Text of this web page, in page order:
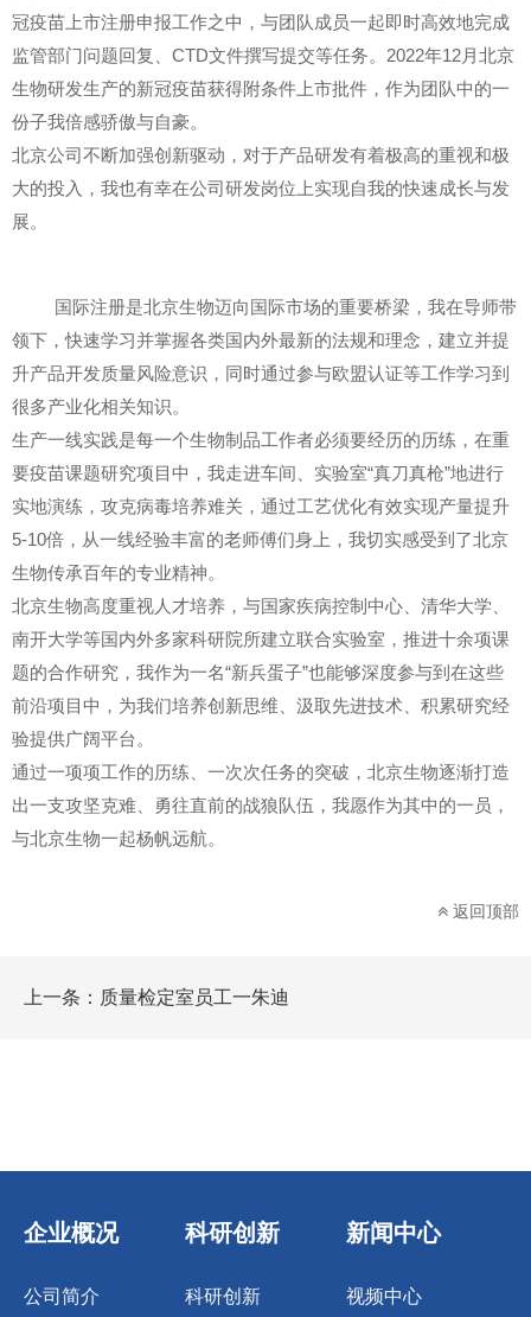
冠疫苗上市注册申报工作之中，与团队成员一起即时高效地完成
监管部门问题回复、CTD文件撰写提交等任务。2022年12月北京
生物研发生产的新冠疫苗获得附条件上市批件，作为团队中的一
份子我倍感骄傲与自豪。
北京公司不断加强创新驱动，对于产品研发有着极高的重视和极
大的投入，我也有幸在公司研发岗位上实现自我的快速成长与发
展。
国际注册是北京生物迈向国际市场的重要桥梁，我在导师带
领下，快速学习并掌握各类国内外最新的法规和理念，建立并提
升产品开发质量风险意识，同时通过参与欧盟认证等工作学习到
很多产业化相关知识。
生产一线实践是每一个生物制品工作者必须要经历的历练，在重
要疫苗课题研究项目中，我走进车间、实验室“真刀真枪”地进行
实地演练，攻克病毒培养难关，通过工艺优化有效实现产量提升
5-10倍，从一线经验丰富的老师傅们身上，我切实感受到了北京
生物传承百年的专业精神。
北京生物高度重视人才培养，与国家疾病控制中心、清华大学、
南开大学等国内外多家科研院所建立联合实验室，推进十余项课
题的合作研究，我作为一名“新兵蛋子”也能够深度参与到在这些
前沿项目中，为我们培养创新思维、汲取先进技术、积累研究经
验提供广阔平台。
通过一项项工作的历练、一次次任务的突破，北京生物逐渐打造
出一支攻坚克难、勇往直前的战狼队伍，我愿作为其中的一员，
与北京生物一起杨帆远航。
返回顶部
上一条： 质量检定室员工一朱迪
企业概况
公司简介
科研创新
科研创新
新闻中心
视频中心